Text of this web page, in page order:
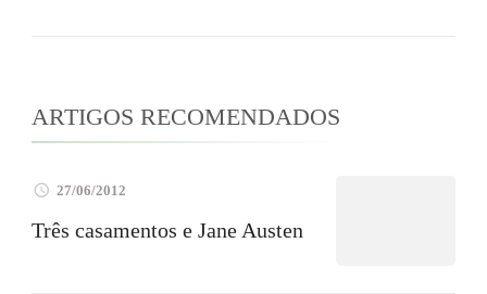
ARTIGOS RECOMENDADOS
27/06/2012
Três casamentos e Jane Austen